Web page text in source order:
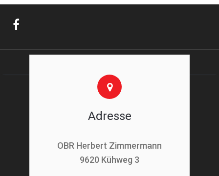
Adresse
OBR Herbert Zimmermann
9620 Kühweg 3